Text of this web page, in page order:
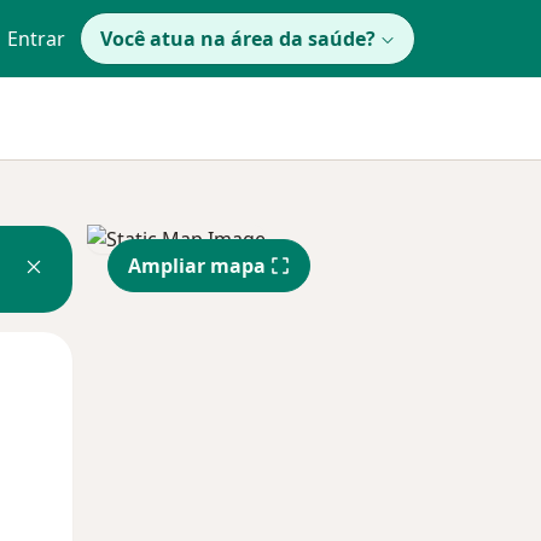
Entrar Você atua na área da saúde?
Ampliar mapa